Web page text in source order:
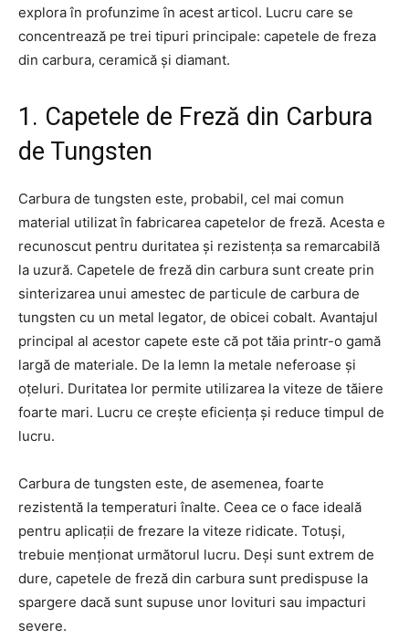
explora în profunzime în acest articol. Lucru care se
concentrează pe trei tipuri principale: capetele de freza
din carbura, ceramică și diamant.
1. Capetele de Freză din Carbura
de Tungsten
Carbura de tungsten este, probabil, cel mai comun
material utilizat în fabricarea capetelor de freză. Acesta e
recunoscut pentru duritatea și rezistența sa remarcabilă
la uzură. Capetele de freză din carbura sunt create prin
sinterizarea unui amestec de particule de carbura de
tungsten cu un metal legator, de obicei cobalt. Avantajul
principal al acestor capete este că pot tăia printr-o gamă
largă de materiale. De la lemn la metale neferoase și
oțeluri. Duritatea lor permite utilizarea la viteze de tăiere
foarte mari. Lucru ce crește eficiența și reduce timpul de
lucru.
Carbura de tungsten este, de asemenea, foarte
rezistentă la temperaturi înalte. Ceea ce o face ideală
pentru aplicații de frezare la viteze ridicate. Totuși,
trebuie menționat următorul lucru. Deși sunt extrem de
dure, capetele de freză din carbura sunt predispuse la
spargere dacă sunt supuse unor lovituri sau impacturi
severe.